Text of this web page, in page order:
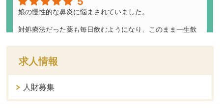
求人情報
人財募集